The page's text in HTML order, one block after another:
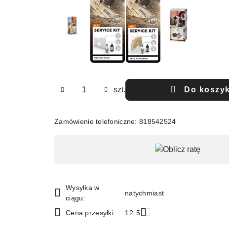
szt. Do
Zamówienie telefoniczne: 818542524
i
dostawa
Wysyłka w
ciągu:
natychmiast
Cena przesyłki: 12.5